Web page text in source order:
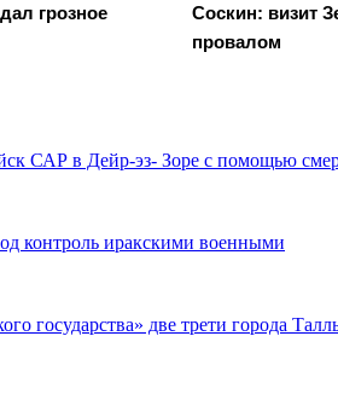
грозное
Соскин: визит
провалом
САР в Дейр-эз- Зоре с помощью
контроль иракскими военными
государства» две трети города